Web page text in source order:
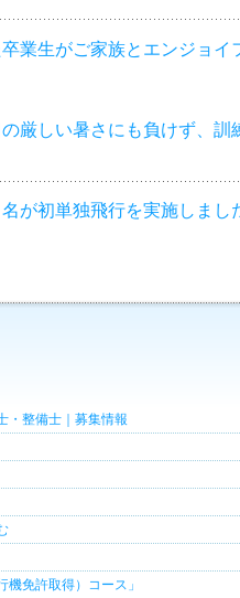
業生がご家族とエンジョイ
厳しい暑さにも負けず、訓
が初単独飛行を実施しまし
整備士｜募集情報
機免許取得）コース」